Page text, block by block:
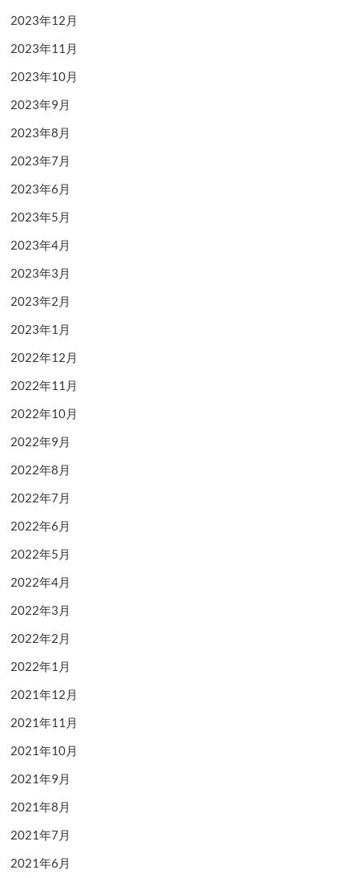
2023年12月
2023年11月
2023年10月
2023年9月
2023年8月
2023年7月
2023年6月
2023年5月
2023年4月
2023年3月
2023年2月
2023年1月
2022年12月
2022年11月
2022年10月
2022年9月
2022年8月
2022年7月
2022年6月
2022年5月
2022年4月
2022年3月
2022年2月
2022年1月
2021年12月
2021年11月
2021年10月
2021年9月
2021年8月
2021年7月
2021年6月